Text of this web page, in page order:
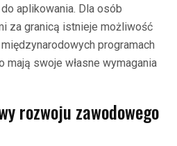
aplikowania. Dla osób
za granicą istnieje możliwość
programach
mają swoje własne wymagania
rozwoju zawodowego